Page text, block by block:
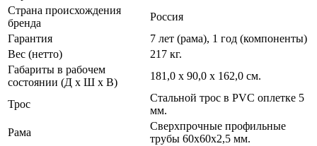
Страна происхождения
бренда
Россия
Гарантия
7 лет (рама), 1 год (компоненты)
Вес (нетто)
217 кг.
Габариты в рабочем
состоянии (Д х Ш х В)
181,0 х 90,0 х 162,0 см.
Трос
Стальной трос в PVC оплетке 5
мм.
Рама
Сверхпрочные профильные
трубы 60х60х2,5 мм.